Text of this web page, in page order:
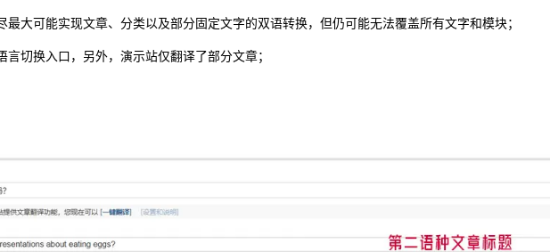
最大可能实现文章、分类以及部分固定文字的双语转换，但仍可能无法覆盖所有文字和模块；
言切换入口，另外，演示站仅翻译了部分文章；